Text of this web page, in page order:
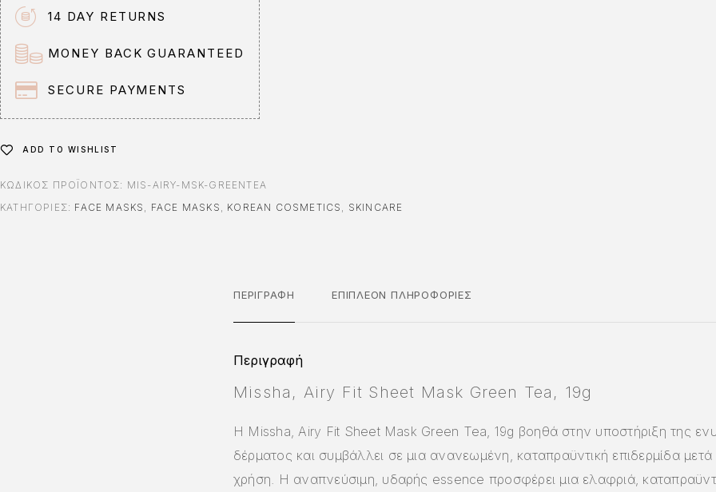
n
a
t
i
v
:
14 DAY RETURNS
MONEY BACK GUARANTEED
SECURE PAYMENTS
ADD TO WISHLIST
ΚΩΔΙΚΌΣ ΠΡΟΪΌΝΤΟΣ: MIS-AIRY-MSK-GREENTEA
ΚΑΤΗΓΟΡΊΕΣ: FACE MASKS FACE MASKS KOREAN COSMETICS SKINCARE
ΠΕΡΙΓΡΑΦΉ ΕΠΙΠΛΈΟΝ ΠΛΗΡΟΦΟΡΊΕΣ
Περιγραφή
Missha, Airy Fit Sheet Mask Green Tea, 19g
Η Missha, Airy Fit Sheet Mask Green Tea, 19g βοηθά στην υποστήριξη της
δέρματος και συμβάλλει σε μια ανανεωμένη, καταπραϋντική επιδερμίδα
χρήση. Η αναπνεύσιμη, υδαρής essence προσφέρει μια ελαφριά,